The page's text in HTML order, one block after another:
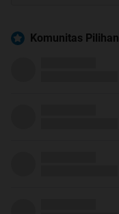
Komunitas Pilihan